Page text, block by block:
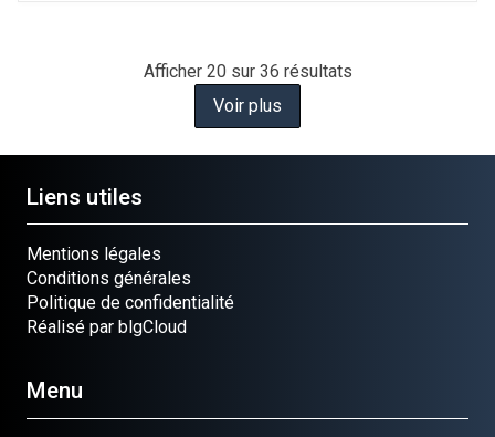
Afficher 20 sur 36 résultats
Voir plus
Liens utiles
Mentions légales
Conditions générales
Politique de confidentialité
Réalisé par blgCloud
Menu